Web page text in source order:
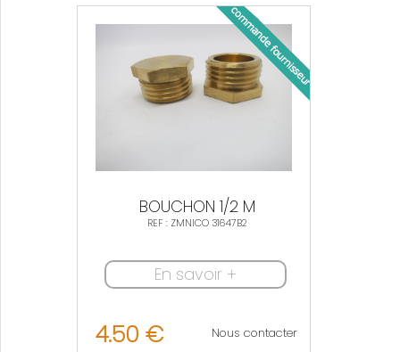
BOUCHON 1/2 M
REF : ZMNICO 31647B2
En savoir +
4.50 € Nous contacter